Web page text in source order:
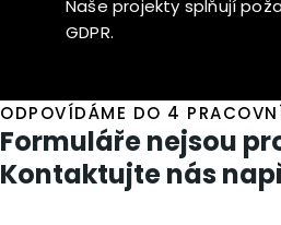
Naše projekty splňují
GDPR.
ODPOVÍDÁME DO 4
Formuláře nejsou
Kontaktujte nás